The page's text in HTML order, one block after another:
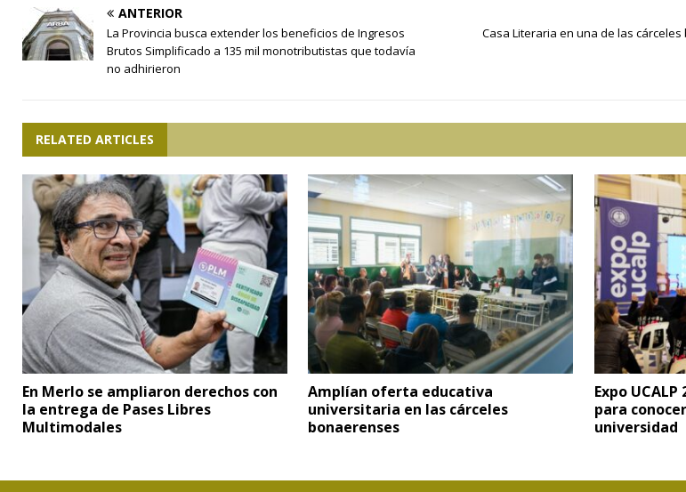
ANTERIOR
La Provincia busca extender los beneficios de Ingresos
Brutos Simplificado a 135 mil monotributistas que todavía
no adhirieron
Casa Literaria en una de las
RELATED ARTICLES
En Merlo se ampliaron derechos con
la entrega de Pases Libres
Multimodales
Amplían oferta educativa
universitaria en las cárceles
bonaerenses
Expo
para
universidad